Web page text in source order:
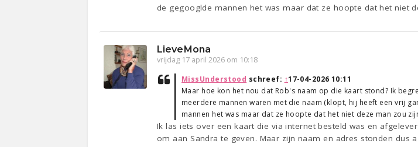
de gegooglde mannen het was maar dat ze hoopte dat het niet
LieveMona
vrijdag 17 april 2026 om 10:18
MissUnderstood schreef: ↑17-04-2026 10:11
Maar hoe kon het nou dat Rob's naam op die kaart stond? Ik
meerdere mannen waren met die naam (klopt, hij heeft een vrij
mannen het was maar dat ze hoopte dat het niet deze man zou
Ik las iets over een kaart die via internet besteld was en
om aan Sandra te geven. Maar zijn naam en adres stonden dus